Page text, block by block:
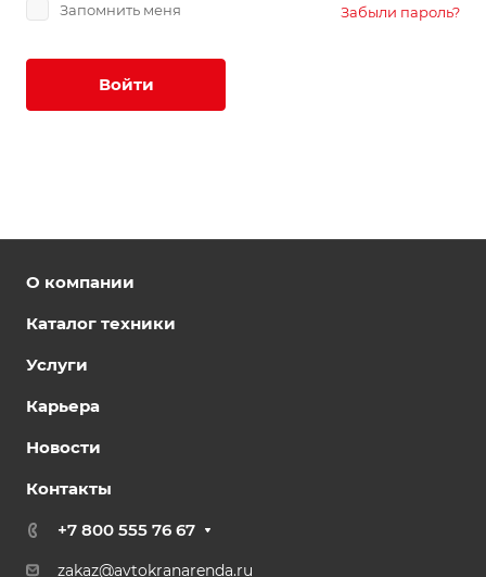
Запомнить меня Забыли пароль?
Войти
О компании
Каталог техники
Услуги
Карьера
Новости
Контакты
+7 800 555 76 67
zakaz@avtokranarenda.ru